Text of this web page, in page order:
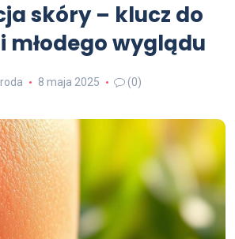
skóry – klucz do
młodego wyglądu
8 maja 2025 (0)